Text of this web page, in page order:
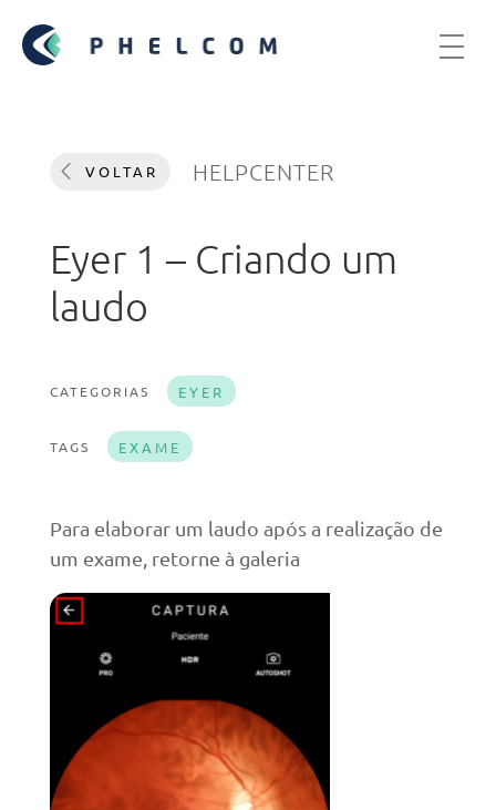
VOLTAR HELPCENTER
Eyer 1 – Criando um
laudo
CATEGORIAS EYER
TAGS EXAME
Para elaborar um laudo após a realização de
um exame, retorne à galeria